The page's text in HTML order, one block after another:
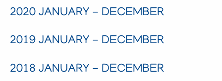
2020 JANUARY - DECEMBER
2019 JANUARY - DECEMBER
2018 JANUARY - DECEMBER